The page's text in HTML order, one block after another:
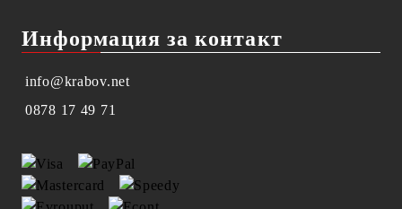
Информация за контакт
info@krabov.net
0878 17 49 71